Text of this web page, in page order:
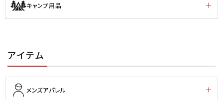
キャンプ用品
アイテム
メンズアパレル